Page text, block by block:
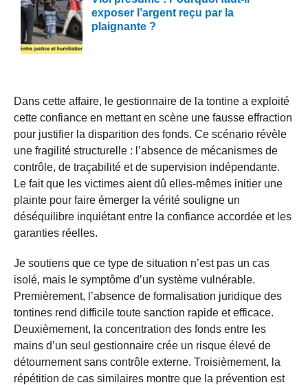
exposer l’argent reçu par la
plaignante ?
Dans cette affaire, le gestionnaire de la tontine a exploité
cette confiance en mettant en scène une fausse effraction
pour justifier la disparition des fonds. Ce scénario révèle
une fragilité structurelle : l’absence de mécanismes de
contrôle, de traçabilité et de supervision indépendante.
Le fait que les victimes aient dû elles-mêmes initier une
plainte pour faire émerger la vérité souligne un
déséquilibre inquiétant entre la confiance accordée et les
garanties réelles.
Je soutiens que ce type de situation n’est pas un cas
isolé, mais le symptôme d’un système vulnérable.
Premièrement, l’absence de formalisation juridique des
tontines rend difficile toute sanction rapide et efficace.
Deuxièmement, la concentration des fonds entre les
mains d’un seul gestionnaire crée un risque élevé de
détournement sans contrôle externe. Troisièmement, la
répétition de cas similaires montre que la prévention est